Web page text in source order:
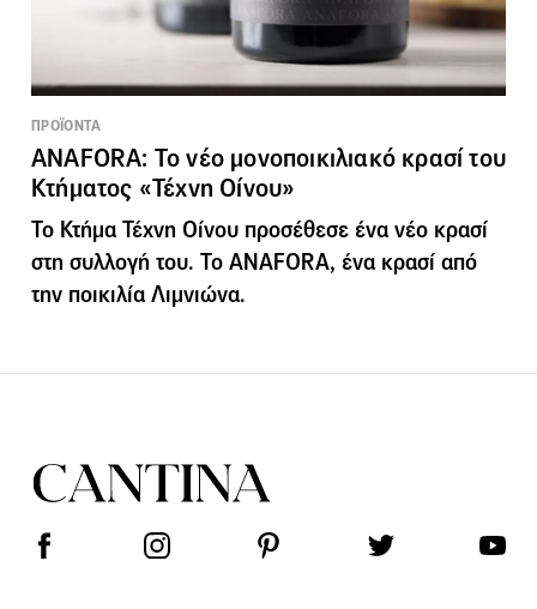
ΠΡΟΪΟΝΤΑ
ANAFORA: Το νέο μονοποικιλιακό κρασί του
Κτήματος «Τέχνη Οίνου»
Το Κτήμα Τέχνη Οίνου προσέθεσε ένα νέο κρασί
στη συλλογή του. Το ANAFORA, ένα κρασί από
την ποικιλία Λιμνιώνα.